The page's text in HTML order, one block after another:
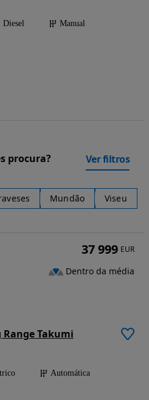
Diesel
Manual
procura? Ver filtros
Mundão Viseu
Range Takumi
Automática
37 999 EUR
Dentro da média